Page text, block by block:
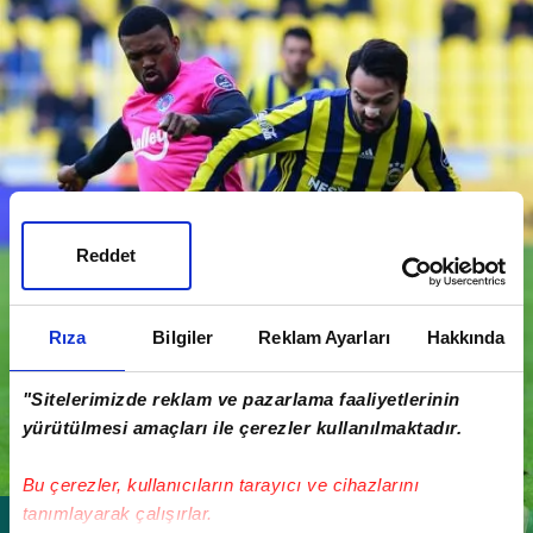
Rıza Bilgiler Reklam Ayarları Hakkında
"Sitelerimizde reklam ve pazarlama faaliyetlerinin
yürütülmesi amaçları ile çerezler kullanılmaktadır.
Bu çerezler, kullanıcıların tarayıcı ve cihazlarını
tanımlayarak çalışırlar.
Reddet